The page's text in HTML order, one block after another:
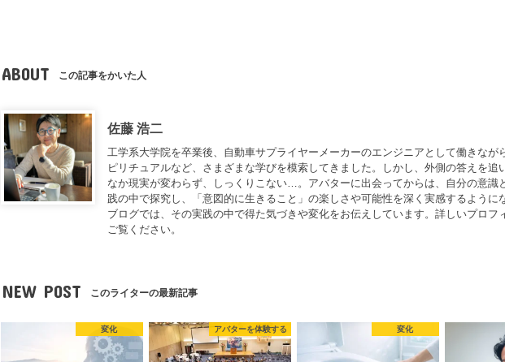
ABOUT この記事をかいた人
佐藤 浩二
工学系大学院を卒業後、自動車サプライヤーメーカーのエンジニアとして働きなが
ピリチュアルなど、さまざまな学びを模索してきました。しかし、外側の答えを追
なか現実が変わらず、しっくりこない…。アバターに出会ってからは、自分の意識
践の中で探究し、「意図的に生きること」の楽しさや可能性を深く実感するように
ブログでは、その実践の中で得た気づきや変化をお伝えしています。詳しいプロフ
ご覧ください。
NEW POST このライターの最新記事
変化 アバターを体験する 変化